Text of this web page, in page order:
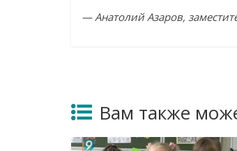
— Анатолий Азаров,
Вам также